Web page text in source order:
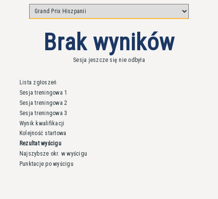
Brak wyników
Sesja jeszcze się nie odbyła
Lista zgłoszeń
Sesja treningowa 1
Sesja treningowa 2
Sesja treningowa 3
Wynik kwalifikacji
Kolejność startowa
Rezultat wyścigu
Najszybsze okr. w wyścigu
Punktacje po wyścigu